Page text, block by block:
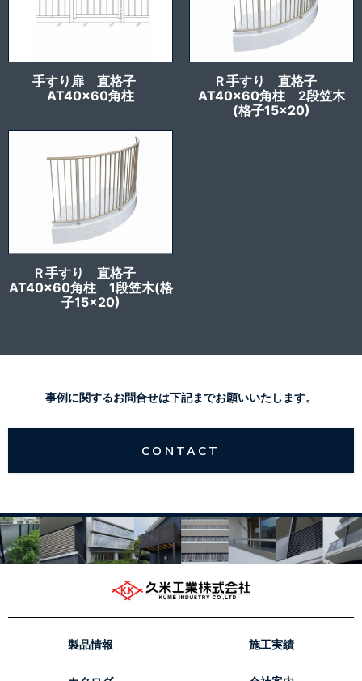
手すり扉 直格子
AT40x60角柱
Ｒ手すり 直格子
AT40x60角柱 2段笠木
(格子15×20)
Ｒ手すり 直格子
AT40x60角柱 1段笠木(格
子15×20)
事例に関するお問合せは下記までお願いいたします。
CONTACT
製品情報 施工実績